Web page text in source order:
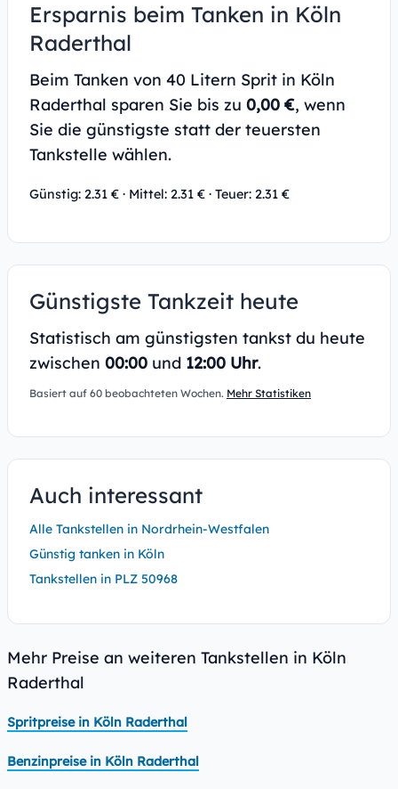
Ersparnis beim Tanken in Köln
Raderthal
Beim Tanken von 40 Litern Sprit in Köln
Raderthal sparen Sie bis zu 0,00 €, wenn
Sie die günstigste statt der teuersten
Tankstelle wählen.
Günstig: 2.31 € · Mittel: 2.31 € · Teuer: 2.31 €
Günstigste Tankzeit heute
Statistisch am günstigsten tankst du heute
zwischen 00:00 und 12:00 Uhr.
Basiert auf 60 beobachteten Wochen. Mehr Statistiken
Auch interessant
Alle Tankstellen in Nordrhein-Westfalen
Günstig tanken in Köln
Tankstellen in PLZ 50968
Mehr Preise an weiteren Tankstellen in Köln
Raderthal
Spritpreise in Köln Raderthal
Benzinpreise in Köln Raderthal